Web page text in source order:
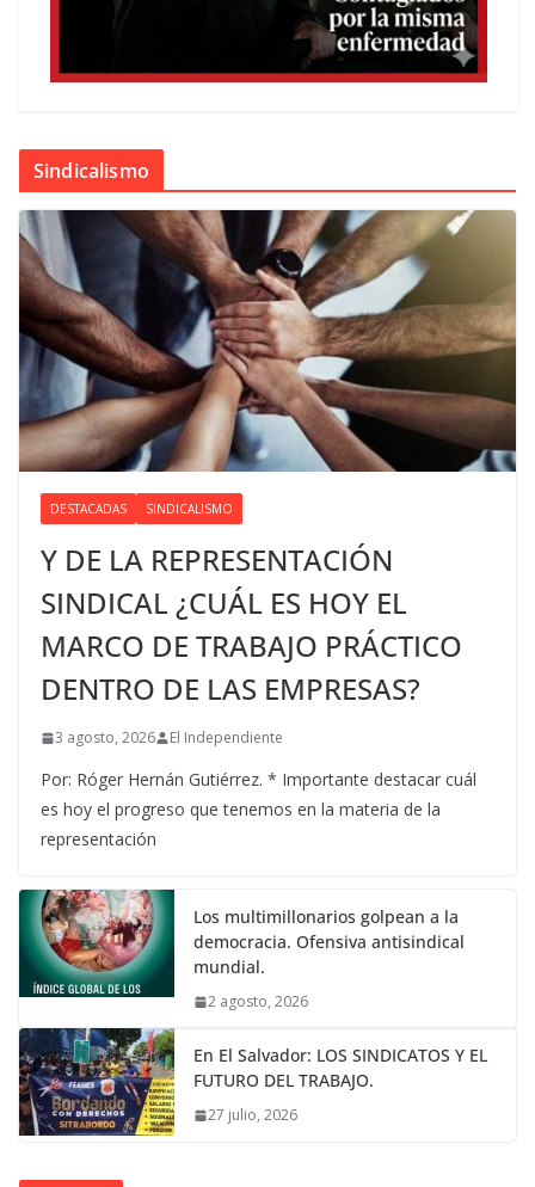
Sindicalismo
DESTACADAS SINDICALISMO
Y DE LA REPRESENTACIÓN
SINDICAL ¿CUÁL ES HOY EL
MARCO DE TRABAJO PRÁCTICO
DENTRO DE LAS EMPRESAS?
3 agosto, 2026 El Independiente
Por: Róger Hernán Gutiérrez. * Importante destacar cuál
es hoy el progreso que tenemos en la materia de la
representación
Los multimillonarios golpean a la
democracia. Ofensiva antisindical
mundial.
2 agosto, 2026
En El Salvador: LOS SINDICATOS Y EL
FUTURO DEL TRABAJO.
27 julio, 2026